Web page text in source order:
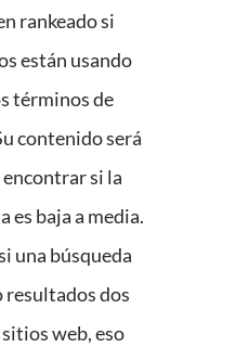
rankeado si
están usando
términos de
contenido será
encontrar si la
es baja a media.
una búsqueda
resultados dos
web, eso